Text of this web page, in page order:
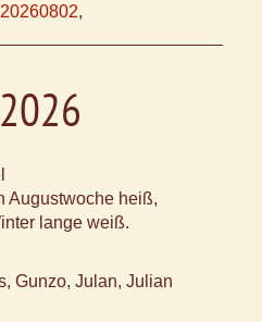
20260802,
Augustwoche heiß,
lange weiß.
Gunzo, Julan, Julian